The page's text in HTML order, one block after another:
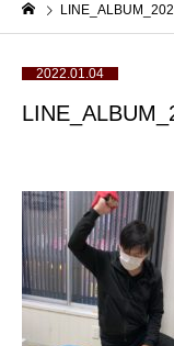
2022.01.04